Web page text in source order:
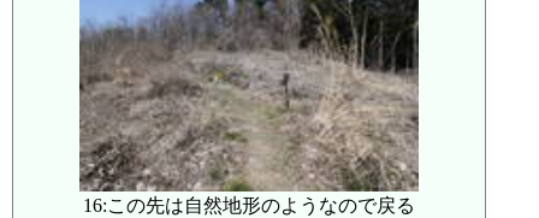
16:この先は自然地形のようなので戻る